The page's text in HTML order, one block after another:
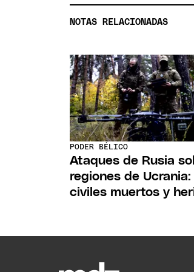
NOTAS RELACIONADAS
PODER BÉLICO
Ataques de Rusia
regiones de Ucrania:
civiles muertos y